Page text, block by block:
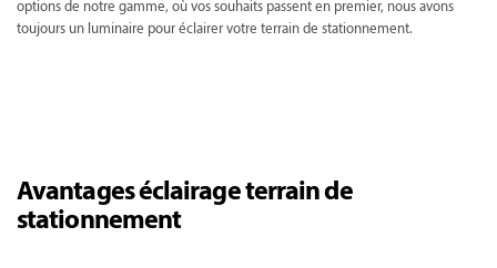
options de notre gamme, où vos souhaits passent en premier, nous avons
toujours un luminaire pour éclairer votre terrain de stationnement.
Avantages éclairage terrain de
stationnement